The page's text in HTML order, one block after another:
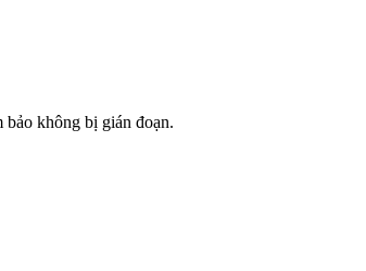
bảo không bị gián đoạn.